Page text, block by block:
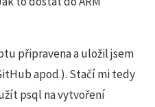
připravena a uložil jsem
apod.). Stačí mi tedy
psql na vytvoření